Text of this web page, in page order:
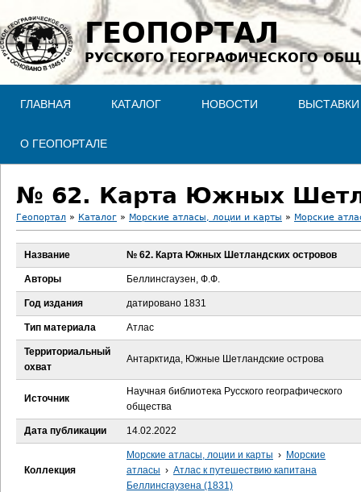
Jump to navigation
ГЕОПОРТАЛ
РУССКОГО ГЕОГРАФИЧЕСКОГО
ГЛАВНАЯ КАТАЛОГ НОВОСТИ ВЫСТАВКИ
О ГЕОПОРТАЛЕ
№ 62. Карта Южных
В
ы
д
е
с
ь
Геопортал » Каталог » Морские атласы, лоции и карты » Морские
Название № 62. Карта Южных Шетландских островов
Авторы Беллинсгаузен, Ф.Ф.
Год издания датировано 1831
Тип материала Атлас
Территориальный
охват
Антарктида, Южные Шетландские острова
Источник
Научная библиотека Русского географического
общества
Дата публикации 14.02.2022
Коллекция
Морские атласы, лоции и карты › Морские
атласы › Атлас к путешествию капитана
Беллинсгаузена (1831)